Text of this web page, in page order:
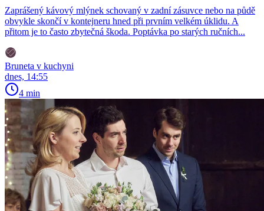
Zaprášený kávový mlýnek schovaný v zadní zásuvce nebo na půdě
obvykle skončí v kontejneru hned při prvním velkém úklidu. A
přitom je to často zbytečná škoda. Poptávka po starých ručních...
Bruneta v kuchyni
dnes, 14:55
4 min